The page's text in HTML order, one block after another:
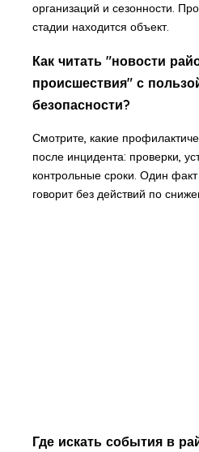
организаций и сезонности.
стадии находится объект.
Как читать "новости
происшествия" с
безопасности?
Смотрите, какие
после инцидента: проверки,
контрольные сроки. Один
говорит без действий по
Где искать события в